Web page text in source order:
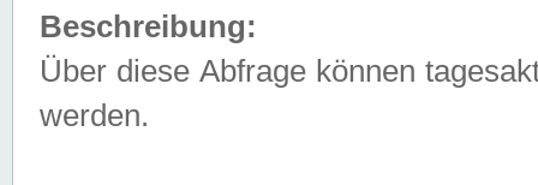
Beschreibung:
Über diese Abfrage können
werden.